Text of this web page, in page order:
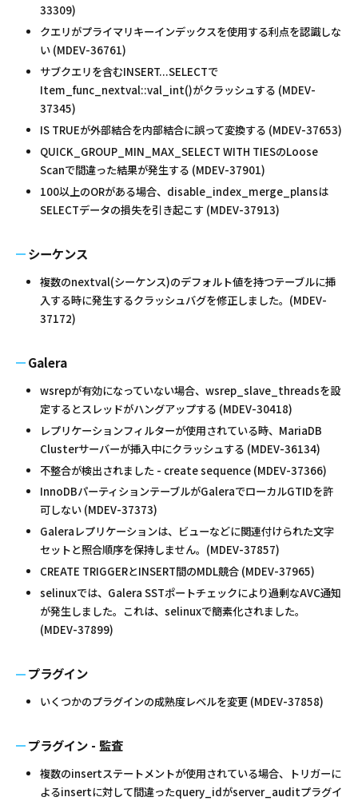
33309)
クエリがプライマリキーインデックスを使用する利点を認識しな
い (MDEV-36761)
サブクエリを含むINSERT...SELECTで
Item_func_nextval::val_int()がクラッシュする (MDEV-
37345)
IS TRUEが外部結合を内部結合に誤って変換する (MDEV-37653)
QUICK_GROUP_MIN_MAX_SELECT WITH TIESのLoose
Scanで間違った結果が発生する (MDEV-37901)
100以上のORがある場合、disable_index_merge_plansは
SELECTデータの損失を引き起こす (MDEV-37913)
シーケンス
複数のnextval(シーケンス)のデフォルト値を持つテーブルに挿
入する時に発生するクラッシュバグを修正しました。(MDEV-
37172)
Galera
wsrepが有効になっていない場合、wsrep_slave_threadsを設
定するとスレッドがハングアップする (MDEV-30418)
レプリケーションフィルターが使用されている時、MariaDB
Clusterサーバーが挿入中にクラッシュする (MDEV-36134)
不整合が検出されました - create sequence (MDEV-37366)
InnoDBパーティションテーブルがGaleraでローカルGTIDを許
可しない (MDEV-37373)
Galeraレプリケーションは、ビューなどに関連付けられた文字
セットと照合順序を保持しません。(MDEV-37857)
CREATE TRIGGERとINSERT間のMDL競合 (MDEV-37965)
selinuxでは、Galera SSTポートチェックにより過剰なAVC通知
が発生しました。これは、selinuxで簡素化されました。
(MDEV-37899)
プラグイン
いくつかのプラグインの成熟度レベルを変更 (MDEV-37858)
プラグイン - 監査
複数のinsertステートメントが使用されている場合、トリガーに
よるinsertに対して間違ったquery_idがserver_auditプラグイ